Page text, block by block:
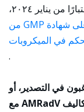
يناير ٢٠٢٤،
حصلت تقنية RF الخاصة بشركة Ziel رسميًا على شهادة GMP من
في الميكروبات
.
في التصدير، أو
يقومون بالتصدير حاليًا، إلى ألمانيا بتجنب تكاليف AMRadV مع